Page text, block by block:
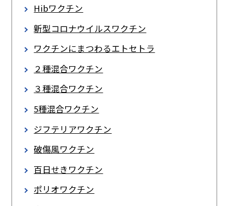
チン
ロタウイルスワクチン
おたふくかぜワクチン
日本脳炎ワクチン
インフルエンザワクチン
肺炎球菌ワクチン（小児・成人）
子宮頸(けい)がんワクチン
Ｂ型肝炎ワクチン
検索キーワードから探す
質問募集
ビジョン
Hibワクチン
新型コロナウイルスワクチン
ワクチンにまつわるエトセトラ
２種混合ワクチン
３種混合ワクチン
5種混合ワクチン
ジフテリアワクチン
破傷風ワクチン
百日せきワクチン
ポリオワクチン